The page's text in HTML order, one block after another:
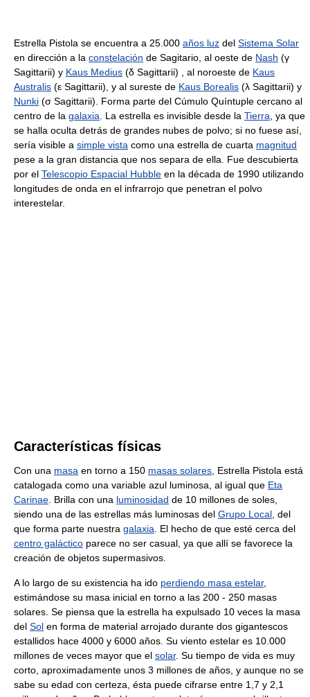
Estrella Pistola se encuentra a 25.000 años luz del Sistema Solar
en dirección a la constelación de Sagitario, al oeste de Nash (γ
Sagittarii) y Kaus Medius (δ Sagittarii) , al noroeste de Kaus
Australis (ε Sagittarii), y al sureste de Kaus Borealis (λ Sagittarii) y
Nunki (σ Sagittarii). Forma parte del Cúmulo Quíntuple cercano al
centro de la galaxia . La estrella es invisible desde la Tierra , ya que
se halla oculta detrás de grandes nubes de polvo; si no fuese así,
sería visible a simple vista como una estrella de cuarta magnitud
pese a la gran distancia que nos separa de ella. Fue descubierta
por el Telescopio Espacial Hubble en la década de 1990 utilizando
longitudes de onda en el infrarrojo que penetran el polvo
interestelar.
Características físicas
Con una masa en torno a 150 masas solares , Estrella Pistola está
catalogada como una variable azul luminosa, al igual que Eta
Carinae . Brilla con una luminosidad de 10 millones de soles,
siendo una de las estrellas más luminosas del Grupo Local , del
que forma parte nuestra galaxia . El hecho de que esté cerca del
centro galáctico parece no ser casual, ya que allí se favorece la
creación de objetos supermasivos.
A lo largo de su existencia ha ido perdiendo masa estelar,
estimándose su masa inicial en torno a las 200 - 250 masas
solares. Se piensa que la estrella ha expulsado 10 veces la masa
del Sol en forma de material arrojado durante dos gigantescos
estallidos hace 4000 y 6000 años. Su viento estelar es 10.000
millones de veces mayor que el solar. Su tiempo de vida es muy
corto, aproximadamente unos 3 millones de años, y aunque no se
sabe su edad con certeza, ésta puede cifrarse entre 1,7 y 2,1